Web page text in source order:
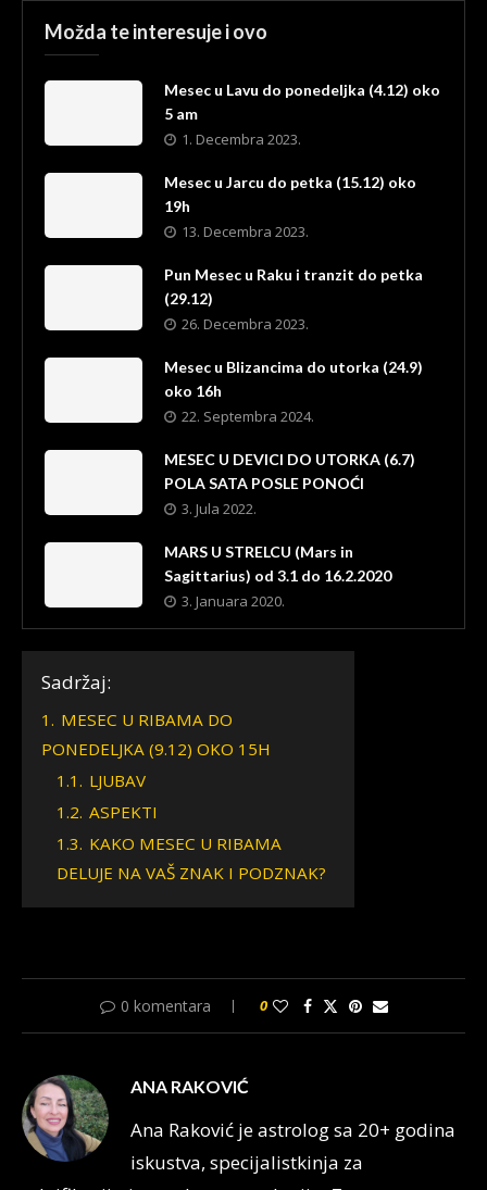
Možda te interesuje i ovo
Mesec u Lavu do ponedeljka (4.12) oko
5 am
1. Decembra 2023.
Mesec u Jarcu do petka (15.12) oko
19h
13. Decembra 2023.
Pun Mesec u Raku i tranzit do petka
(29.12)
26. Decembra 2023.
Mesec u Blizancima do utorka (24.9)
oko 16h
22. Septembra 2024.
MESEC U DEVICI DO UTORKA (6.7)
POLA SATA POSLE PONOĆI
3. Jula 2022.
MARS U STRELCU (Mars in
Sagittarius) od 3.1 do 16.2.2020
3. Januara 2020.
Sadržaj:
1. MESEC U RIBAMA DO
PONEDELJKA (9.12) OKO 15H
1.1. LJUBAV
1.2. ASPEKTI
1.3. KAKO MESEC U RIBAMA
DELUJE NA VAŠ ZNAK I PODZNAK?
0 komentara 0
ANA RAKOVIĆ
Ana Raković je astrolog sa 20+ godina
iskustva, specijalistkinja za